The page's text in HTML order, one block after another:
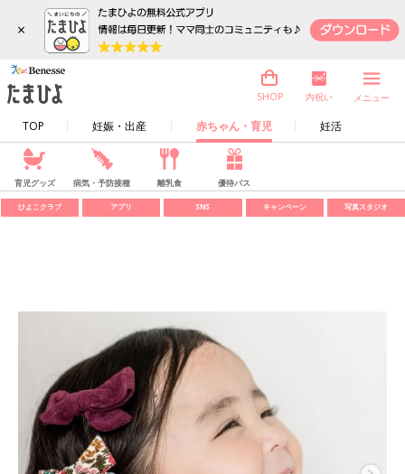
×
TOP 妊娠・出産 赤ちゃん・育児 妊活
SHOP 内祝い メニュー
育児グッズ 病気・予防接種 離乳食 優待パス
ひよこクラブ アプリ SNS キャンペーン 写真スタジオ